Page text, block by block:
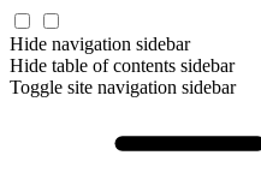
Hide navigation sidebar
Hide table of contents sidebar
Toggle site navigation sidebar